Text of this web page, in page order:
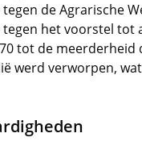
de Agrarische
tegen het voorstel
tot de
werd verworpen,